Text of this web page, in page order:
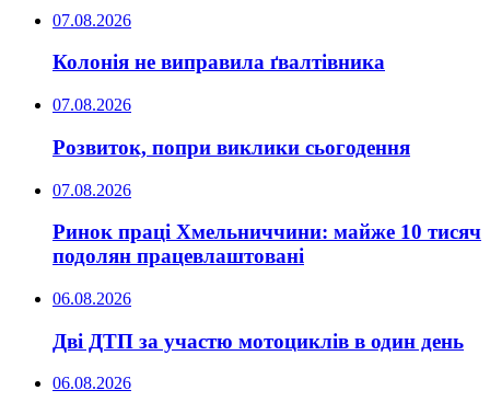
07.08.2026
Колонія не виправила ґвалтівника
07.08.2026
Розвиток, попри виклики сьогодення
07.08.2026
Ринок праці Хмельниччини: майже 10 тисяч
подолян працевлаштовані
06.08.2026
Дві ДТП за участю мотоциклів в один день
06.08.2026